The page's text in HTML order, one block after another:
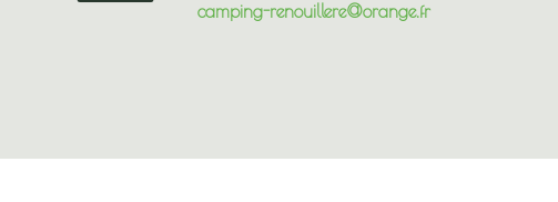
camping-renouillere@orange.fr